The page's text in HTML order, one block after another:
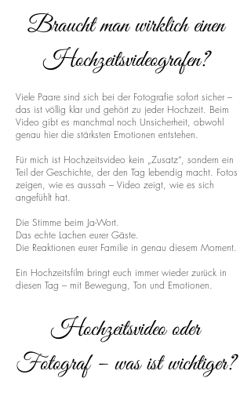
Braucht man wirklich einen
Hochzeitsvideografen?
Viele Paare sind sich bei der Fotografie sofort sicher –
das ist völlig klar und gehört zu jeder Hochzeit. Beim
Video gibt es manchmal noch Unsicherheit, obwohl
genau hier die stärksten Emotionen entstehen.
Für mich ist Hochzeitsvideo kein „Zusatz“, sondern ein
Teil der Geschichte, der den Tag lebendig macht. Fotos
zeigen, wie es aussah – Video zeigt, wie es sich
angefühlt hat.
Die Stimme beim Ja-Wort.
Das echte Lachen eurer Gäste.
Die Reaktionen eurer Familie in genau diesem Moment.
Ein Hochzeitsfilm bringt euch immer wieder zurück in
diesen Tag – mit Bewegung, Ton und Emotionen.
Hochzeitsvideo oder
Fotograf – was ist wichtiger?